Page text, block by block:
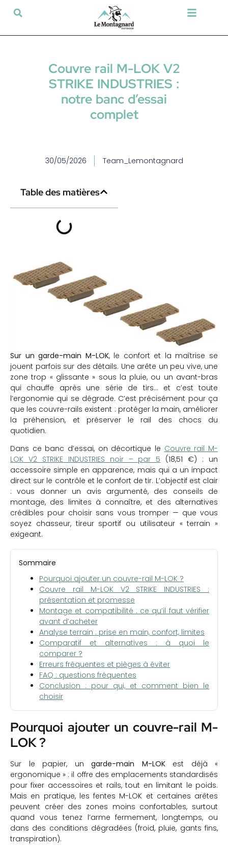
Couvre rail M-LOK V2
STRIKE INDUSTRIES :
notre banc d’essai
complet
30/05/2026 Team_Lemontagnard
Table des matières
Sur un garde-main M-LOK, le confort et la maîtrise se
jouent parfois sur des détails. Une arête un peu vive, une
zone trop « glissante » sous la pluie, ou un avant-bras
qui chauffe après une série de tirs… et c’est toute
l’ergonomie qui se dégrade. C’est précisément pour ça
que les couvre-rails existent : protéger la main, améliorer
la préhension, et préserver le rail des chocs du
quotidien.
Dans ce banc d’essai, on décortique le Couvre rail M-
LOK V2 STRIKE INDUSTRIES noir – par 5 (18,51 €) : un
accessoire simple en apparence, mais qui a un impact
direct sur le contrôle et le confort de tir. L’objectif est clair
: vous donner un avis argumenté, des conseils de
montage, des limites à connaître, et des alternatives
crédibles pour choisir sans vous tromper — que vous
soyez chasseur, tireur sportif ou utilisateur « terrain »
exigeant.
Sommaire
Pourquoi ajouter un couvre-rail M-LOK ?
Couvre rail M-LOK V2 STRIKE INDUSTRIES :
présentation et promesse
Montage et compatibilité : ce qu’il faut vérifier
avant d’acheter
Analyse terrain : prise en main, confort, limites
Comparatif et alternatives : à quoi le
comparer ?
Erreurs fréquentes et pièges à éviter
FAQ : questions fréquentes
Conclusion : pour qui, et comment bien le
choisir
Pourquoi ajouter un couvre-rail M-
LOK ?
Sur le papier, un garde-main M-LOKest déjà «
ergonomique » : il offre des emplacements standardisés
pour fixer accessoires et rails, tout en limitant le poids.
Mais en pratique, les fentes M-LOK et certaines arêtes
peuvent créer des zones moins confortables, surtout
quand vous tenez l’arme fermement, longtemps, ou
dans des conditions dégradées (froid, pluie, gants fins,
transpiration).